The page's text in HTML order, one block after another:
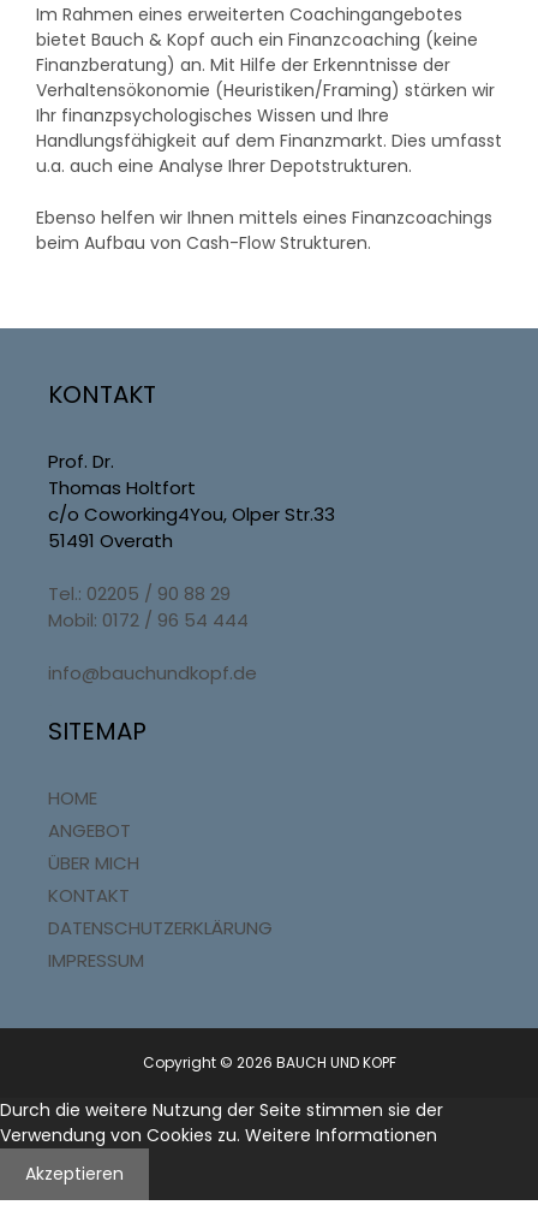
Im Rahmen eines erweiterten Coachingangebotes
bietet Bauch & Kopf auch ein Finanzcoaching (keine
Finanzberatung) an. Mit Hilfe der Erkenntnisse der
Verhaltensökonomie (Heuristiken/Framing) stärken wir
Ihr finanzpsychologisches Wissen und Ihre
Handlungsfähigkeit auf dem Finanzmarkt. Dies umfasst
u.a. auch eine Analyse Ihrer Depotstrukturen.
Ebenso helfen wir Ihnen mittels eines Finanzcoachings
beim Aufbau von Cash-Flow Strukturen.
KONTAKT
Prof. Dr.
Thomas Holtfort
c/o Coworking4You, Olper Str.33
51491 Overath
Tel.: 02205 / 90 88 29
Mobil: 0172 / 96 54 444
info@bauchundkopf.de
SITEMAP
HOME
ANGEBOT
ÜBER MICH
KONTAKT
DATENSCHUTZERKLÄRUNG
IMPRESSUM
Copyright © 2026 BAUCH UND KOPF
Durch die weitere Nutzung der Seite stimmen sie der
Verwendung von Cookies zu. Weitere Informationen
Akzeptieren